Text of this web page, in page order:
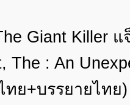
Giant Killer
The : An
ย+บรรยายไทย)